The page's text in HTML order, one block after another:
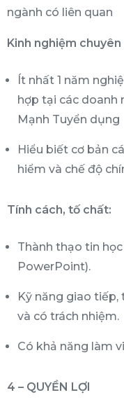
ngành có liên quan
Kinh nghiệm chuyên
Ít nhất 1 năm
hợp tại các doanh
Mạnh Tuyển dụng
Hiểu biết cơ bản
hiểm và chế độ
Tính cách, tố chất:
Thành thạo tin
PowerPoint).
Kỹ năng giao tiếp,
và có trách nhiệm.
Có khả năng làm
4 – QUYỀN LỢI